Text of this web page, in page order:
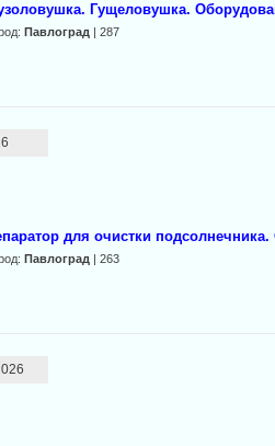
Гущеловушка.
Павлоград | 287
для очистки
Павлоград | 263